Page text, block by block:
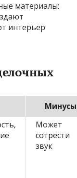
материалы:
интерьер
Минусы
Может
сотрести
звук